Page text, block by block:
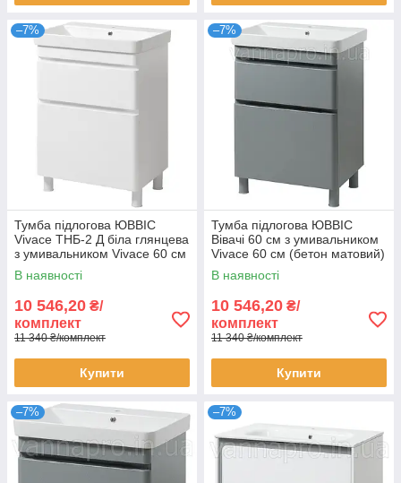
–7%
Тумба підлогова ЮВВІС
Vivace ТНБ-2 Д біла глянцева
з умивальником Vivace 60 см
В наявності
10 546,20 ₴/
комплект
11 340 ₴/комплект
Купити
–7%
Тумба підлогова ЮВВІС
Вівачі 60 см з умивальником
Vivace 60 см (бетон матовий)
В наявності
10 546,20 ₴/
комплект
11 340 ₴/комплект
Купити
–7% –7%